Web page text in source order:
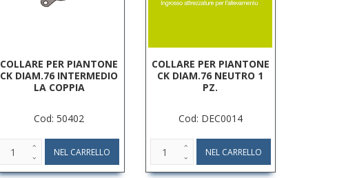
COLLARE PER PIANTONE
CK DIAM.76 INTERMEDIO
LA COPPIA
Cod: 50402
COLLARE PER PIANTONE
CK DIAM.76 NEUTRO 1
PZ.
Cod: DEC0014